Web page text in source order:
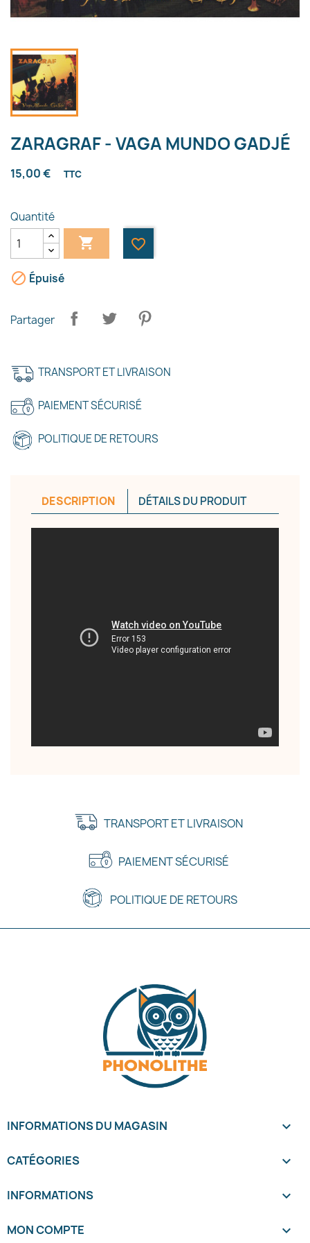
ZARAGRAF - VAGA MUNDO GADJÉ
15,00 € TTC
Quantité
 favorite_border
 Épuisé
Partager
TRANSPORT ET LIVRAISON
PAIEMENT SÉCURISÉ
POLITIQUE DE RETOURS
DESCRIPTION DÉTAILS DU PRODUIT
Créer une liste d'envies
TRANSPORT ET LIVRAISON
PAIEMENT SÉCURISÉ
POLITIQUE DE RETOURS
INFORMATIONS DU MAGASIN keyboard_arrow_down
CATÉGORIES 
INFORMATIONS 
MON COMPTE 